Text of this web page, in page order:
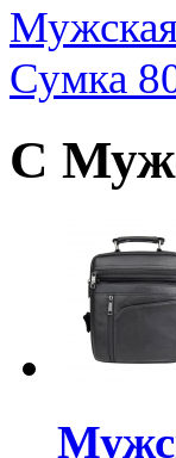
Сумка
С